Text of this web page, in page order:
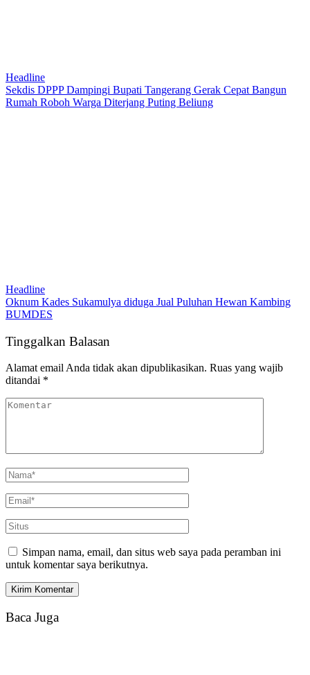
Headline
Sekdis DPPP Dampingi Bupati Tangerang Gerak Cepat Bangun
Rumah Roboh Warga Diterjang Puting Beliung
Headline
Oknum Kades Sukamulya diduga Jual Puluhan Hewan Kambing
BUMDES
Tinggalkan Balasan
Alamat email Anda tidak akan dipublikasikan. Ruas yang wajib
ditandai *
Simpan nama, email, dan situs web saya pada peramban ini
untuk komentar saya berikutnya.
Baca Juga